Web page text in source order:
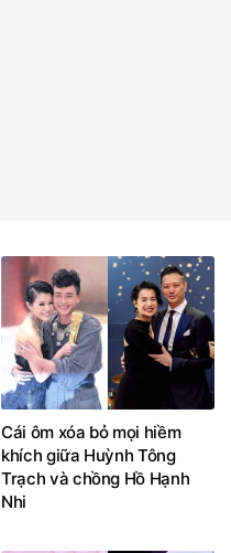
Cái ôm xóa bỏ mọi hiềm
khích giữa Huỳnh Tông
Trạch và chồng Hồ Hạnh
Nhi